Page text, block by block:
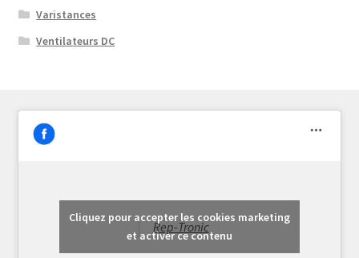
Varistances
Ventilateurs DC
Rep-Tronic
Cliquez pour accepter les cookies marketing
et activer ce contenu